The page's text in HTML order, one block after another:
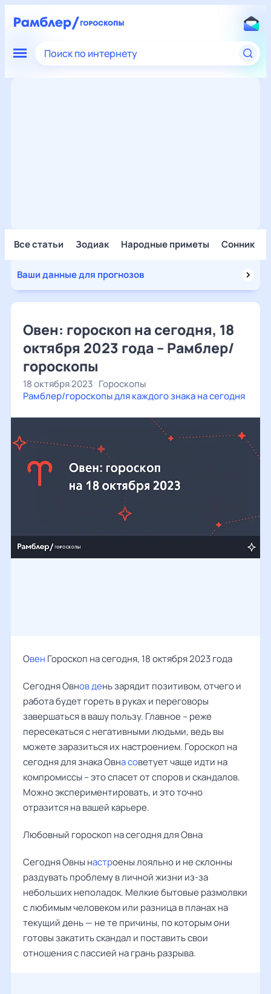
Поиск по интернету
Все статьи Зодиак Народные приметы Сонник
Ваши данные для прогнозов
Овен: гороскоп на сегодня, 18
октября 2023 года – Рамблер/
гороскопы
18 октября 2023 Гороскопы
Рамблер/гороскопы для каждого знака на сегодня
Овен Гороскоп на сегодня, 18 октября 2023 года
Сегодня Овнов день зарядит позитивом, отчего и
работа будет гореть в руках и переговоры
завершаться в вашу пользу. Главное – реже
пересекаться с негативными людьми, ведь вы
можете заразиться их настроением. Гороскоп на
сегодня для знака Овна советует чаще идти на
компромиссы – это спасет от споров и скандалов.
Можно экспериментировать, и это точно
отразится на вашей карьере.
Любовный гороскоп на сегодня для Овна
Сегодня Овны настроены лояльно и не склонны
раздувать проблему в личной жизни из-за
небольших неполадок. Мелкие бытовые размолвки
с любимым человеком или разница в планах на
текущий день — не те причины, по которым они
готовы закатить скандал и поставить свои
отношения с пассией на грань разрыва.